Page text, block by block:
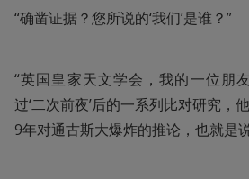
“确凿证据？您所说的‘我们’是谁？”
“英国皇家天文学会，我的一位朋
过‘二次前夜’后的一系列比对研究，
9年对通古斯大爆炸的推论，也就